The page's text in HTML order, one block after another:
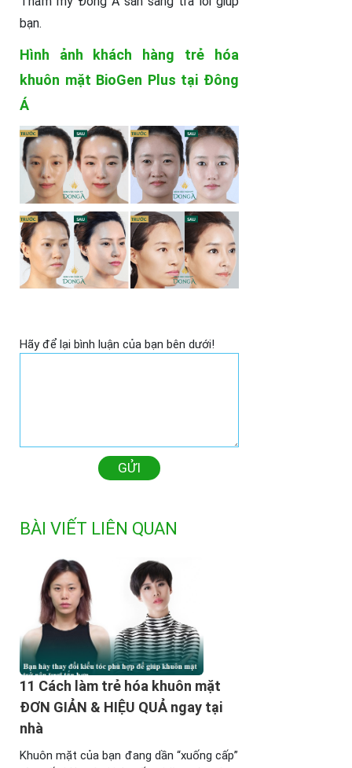
bạn.
Hình ảnh khách hàng trẻ hóa
khuôn mặt BioGen Plus tại Đông
Á
Hãy để lại bình luận của bạn bên dưới!
GỬI
BÀI VIẾT LIÊN QUAN
11 Cách làm trẻ hóa khuôn mặt
ĐƠN GIẢN & HIỆU QUẢ ngay tại
nhà
Khuôn mặt của bạn đang dần “xuống cấp”